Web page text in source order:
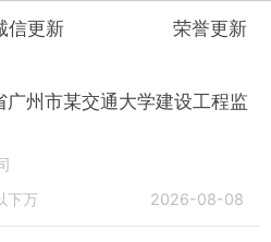
信更新 荣誉更新
州市某交通大学建设工程监
下万 2026-08-08